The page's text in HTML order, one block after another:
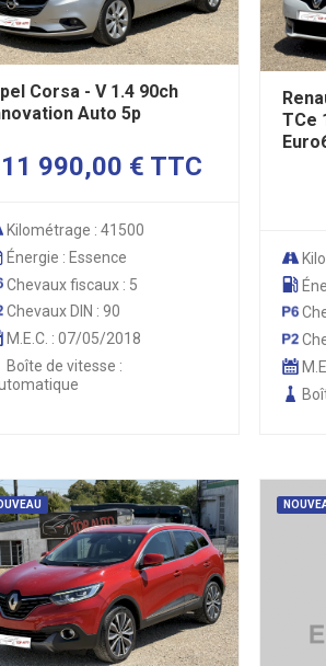
Corsa - V 1.4 90ch
Auto 5p
11 990,00 € TTC
Kilométrage : 41500
Énergie : Essence
Chevaux fiscaux : 5
Chevaux DIN : 90
M.E.C. : 07/05/2018
Boîte de vitesse :
TCe